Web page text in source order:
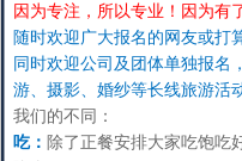
因为专注，所以专业！因为有
随时欢迎广大报名的网友或打
同时欢迎公司及团体单独报名
游、摄影、婚纱等长线旅游活
我们的不同：
吃： 除了正餐安排大家吃饱吃